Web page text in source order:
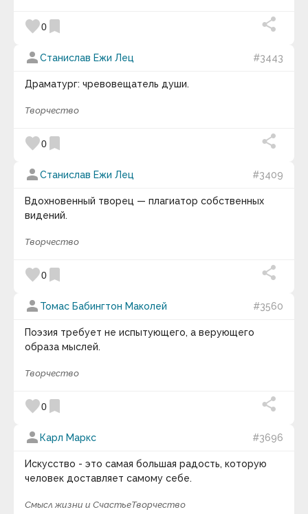
favorite0 bookmark
personСтанислав Ежи Лец #3443
Драматург: чревовещатель души.
Творчество
favorite0 bookmark
personСтанислав Ежи Лец #3409
Вдохновенный творец — плагиатор собственных
видений.
Творчество
favorite0 bookmark
person Томас Бабингтон Маколей #3560
Поэзия требует не испытующего, а верующего
образа мыслей.
Творчество
favorite0 bookmark
person Карл Маркс #3696
Искусство - это самая большая радость, которую
человек доставляет самому себе.
Смысл жизни и СчастьеТворчество